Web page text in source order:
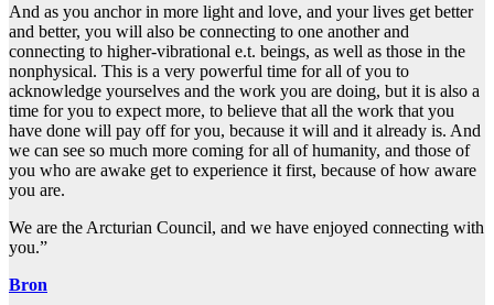
And as you anchor in more light and love, and your lives get better
and better, you will also be connecting to one another and
connecting to higher-vibrational e.t. beings, as well as those in the
nonphysical. This is a very powerful time for all of you to
acknowledge yourselves and the work you are doing, but it is also a
time for you to expect more, to believe that all the work that you
have done will pay off for you, because it will and it already is. And
we can see so much more coming for all of humanity, and those of
you who are awake get to experience it first, because of how aware
you are.
We are the Arcturian Council, and we have enjoyed connecting with
you.”
Bron